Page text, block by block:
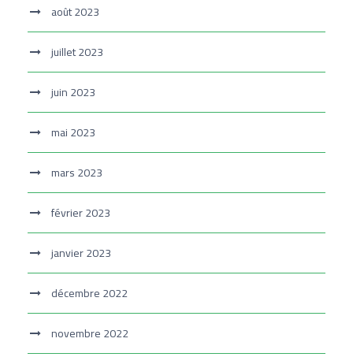
août 2023
juillet 2023
juin 2023
mai 2023
mars 2023
février 2023
janvier 2023
décembre 2022
novembre 2022